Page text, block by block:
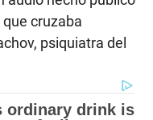
cruzaba
psiquiatra del